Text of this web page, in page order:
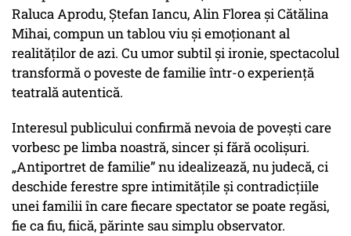
Raluca Aprodu, Ștefan Iancu, Alin Florea și Cătălina
Mihai, compun un tablou viu și emoționant al
realităților de azi. Cu umor subtil și ironie, spectacolul
transformă o poveste de familie într-o experiență
teatrală autentică.
Interesul publicului confirmă nevoia de povești care
vorbesc pe limba noastră, sincer și fără ocolișuri.
„Antiportret de familie” nu idealizează, nu judecă, ci
deschide ferestre spre intimitățile și contradicțiile
unei familii în care fiecare spectator se poate regăsi,
fie ca fiu, fiică, părinte sau simplu observator.